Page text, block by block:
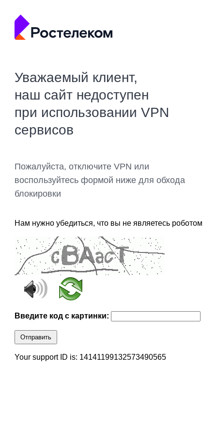
Уважаемый клиент,
наш сайт недоступен
при использовании VPN
сервисов
Пожалуйста, отключите VPN или
воспользуйтесь формой ниже для обхода
блокировки
Нам нужно убедиться, что вы не являетесь роботом
Введите код с картинки:
Отправить
Your support ID is: 14141199132573490565